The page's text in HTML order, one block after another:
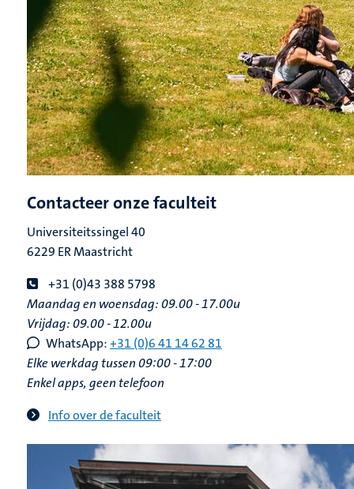
Contacteer onze faculteit
Universiteitssingel 40
6229 ER Maastricht
+31 (0)43 388 5798
Maandag en woensdag: 09.00 - 17.00u
Vrijdag: 09.00 - 12.00u
WhatsApp:+31 (0)6 41 14 62 81
Elke werkdag tussen 09:00 - 17:00
Enkel apps, geen telefoon
Info over de faculteit